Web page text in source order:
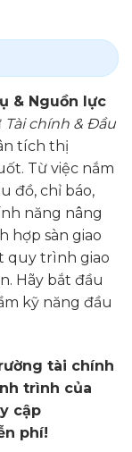
& Nguồn lực
Tài chính & Đầu
tích thị
Từ việc nắm
đồ, chỉ báo,
năng nâng
hợp sàn giao
quy trình giao
Hãy bắt đầu
kỹ năng đầu
tài chính
trình của
cập
phí!